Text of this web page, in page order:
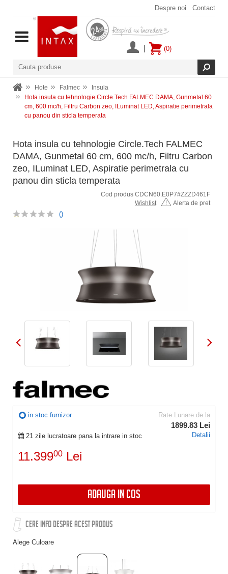
Despre noi Contact
(0)
Hote Falmec
Insula
Hota insula cu tehnologie Circle.Tech FALMEC DAMA, Gunmetal 60
cm, 600 mc/h, Filtru Carbon zeo, ILuminat LED, Aspiratie perimetrala
cu panou din sticla temperata
Hota insula cu tehnologie Circle.Tech FALMEC
DAMA, Gunmetal 60 cm, 600 mc/h, Filtru Carbon
zeo, ILuminat LED, Aspiratie perimetrala cu
panou din sticla temperata
Cod produs CDCN60.E0P7#ZZZD461F
Wishlist
Alerta de pret
()
in stoc furnizor
21 zile lucratoare pana la intrare in stoc
11.39900 Lei
Rate Lunare de la
1899.83 Lei
Detalii
ADAUGA IN COS
CERE INFO DESPRE ACEST PRODUS
Alege Culoare